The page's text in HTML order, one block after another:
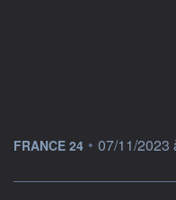
information fournie par
FRANCE 24 • 07/11/2023